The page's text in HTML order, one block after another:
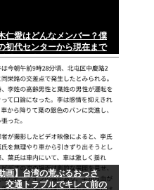
仁愛はどんなメンバー？僕
初代センターから現在まで
動を紹介
画】台湾の荒ぶるおっさ
交通トラブルでキレて前の